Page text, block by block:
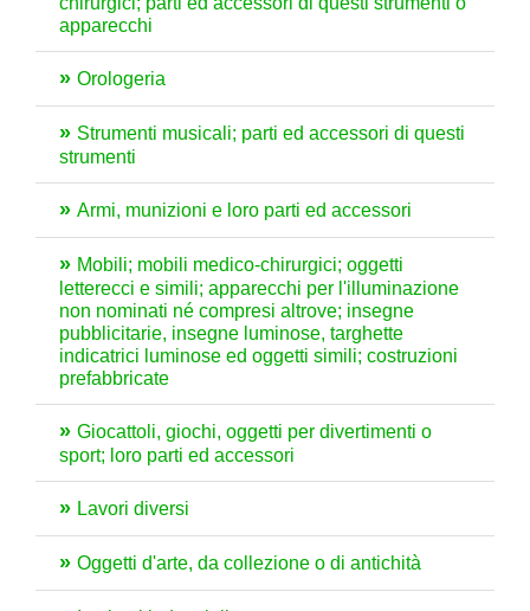
apparecchi
Orologeria
Strumenti musicali; parti ed accessori di questi
strumenti
Armi, munizioni e loro parti ed accessori
Mobili; mobili medico-chirurgici; oggetti
letterecci e simili; apparecchi per l'illuminazione
non nominati né compresi altrove; insegne
pubblicitarie, insegne luminose, targhette
indicatrici luminose ed oggetti simili; costruzioni
prefabbricate
Giocattoli, giochi, oggetti per divertimenti o
sport; loro parti ed accessori
Lavori diversi
Oggetti d'arte, da collezione o di antichità